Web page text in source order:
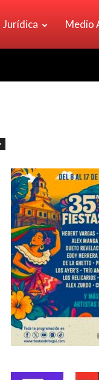
Jurídica Medio